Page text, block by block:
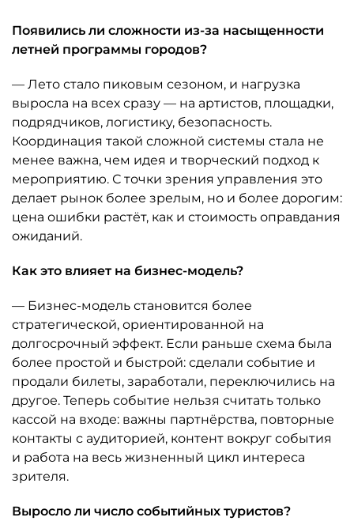
Появились ли сложности из-за насыщенности
летней программы городов?
— Лето стало пиковым сезоном, и нагрузка
выросла на всех сразу — на артистов, площадки,
подрядчиков, логистику, безопасность.
Координация такой сложной системы стала не
менее важна, чем идея и творческий подход к
мероприятию. С точки зрения управления это
делает рынок более зрелым, но и более дорогим:
цена ошибки растёт, как и стоимость оправдания
ожиданий.
Как это влияет на бизнес-модель?
— Бизнес-модель становится более
стратегической, ориентированной на
долгосрочный эффект. Если раньше схема была
более простой и быстрой: сделали событие и
продали билеты, заработали, переключились на
другое. Теперь событие нельзя считать только
кассой на входе: важны партнёрства, повторные
контакты с аудиторией, контент вокруг события
и работа на весь жизненный цикл интереса
зрителя.
Выросло ли число событийных туристов?